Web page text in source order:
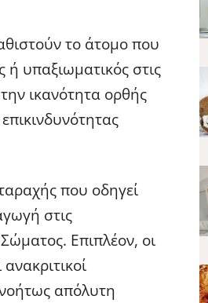
το άτομο που
υπαξιωματικός στις
ικανότητα ορθής
που οδηγεί
στις
Επιπλέον, οι
απόλυτη